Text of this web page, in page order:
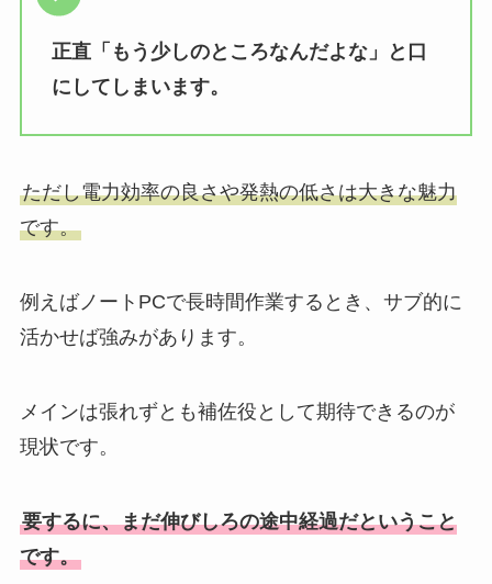
正直「もう少しのところなんだよな」と口
にしてしまいます。
ただし電力効率の良さや発熱の低さは大きな魅力
です。
例えばノートPCで長時間作業するとき、サブ的に
活かせば強みがあります。
メインは張れずとも補佐役として期待できるのが
現状です。
要するに、まだ伸びしろの途中経過だということ
です。